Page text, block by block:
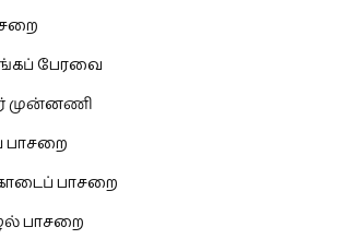
பேரவை
முன்னணி
பாசறை
பாசறை
பாசறை